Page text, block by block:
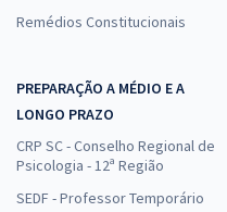
Remédios Constitucionais
PREPARAÇÃO A MÉDIO E A
LONGO PRAZO
CRP SC - Conselho Regional de
Psicologia - 12ª Região
SEDF - Professor Temporário